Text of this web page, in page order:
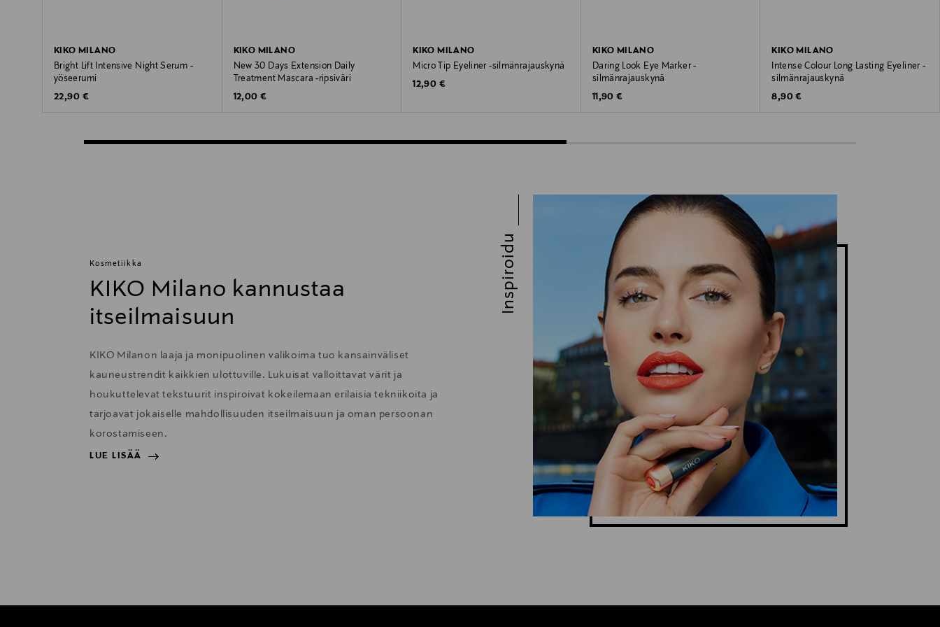
KIKO MILANO
Bright Lift Intensive Night Serum -
yöseerumi
Original Price
22,90 €
KIKO MILANO
New 30 Days Extension Daily
Treatment Mascara -ripsiväri
Original Price
12,00 €
KIKO MILANO
Micro Tip Eyeliner -silmänrajauskynä
Original Price
12,90 €
KIKO MILANO
Daring Look Eye Marker -
silmänrajauskynä
Original Price
11,90 €
KIKO MILANO
Intense Colour Long Lasting Eyeliner -
silmänrajauskynä
Original Price
8,90 €
Kosmetiikka
KIKO Milano kannustaa
itseilmaisuun
KIKO Milanon laaja ja monipuolinen valikoima tuo kansainväliset
kauneustrendit kaikkien ulottuville. Lukuisat valloittavat värit ja
houkuttelevat tekstuurit inspiroivat kokeilemaan erilaisia tekniikoita ja
tarjoavat jokaiselle mahdollisuuden itseilmaisuun ja oman persoonan
korostamiseen.
LUE LISÄÄ
Inspiroidu